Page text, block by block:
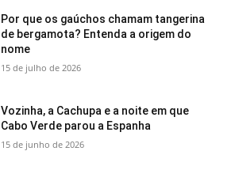
Por que os gaúchos chamam tangerina
de bergamota? Entenda a origem do
nome
15 de julho de 2026
Vozinha, a Cachupa e a noite em que
Cabo Verde parou a Espanha
15 de junho de 2026